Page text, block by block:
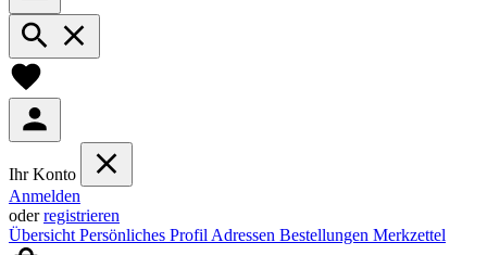
Ihr Konto
Anmelden
oderregistrieren
Übersicht Persönliches Profil Adressen Bestellungen Merkzettel